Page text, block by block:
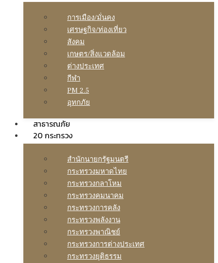
การเมือง/มั่นคง
เศรษฐกิจ/ท่องเที่ยว
สังคม
เกษตร/สิ่งแวดล้อม
ต่างประเทศ
กีฬา
PM 2.5
อุทกภัย
สาธารณภัย
20 กระทรวง
สํานักนายกรัฐมนตรี
กระทรวงมหาดไทย
กระทรวงกลาโหม
กระทรวงคมนาคม
กระทรวงการคลัง
กระทรวงพลังงาน
กระทรวงพาณิชย์
กระทรวงการต่างประเทศ
กระทรวงยุติธรรม